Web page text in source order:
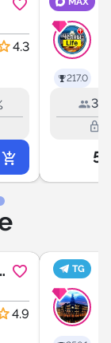
4.3
217.0
lock_outline
5
4.9
TG